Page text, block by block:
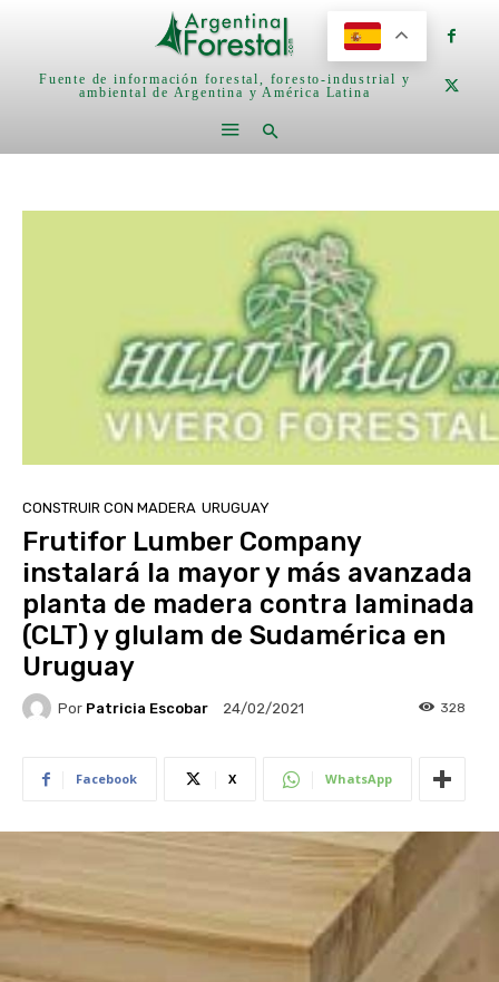
Fuente de información forestal, foresto-industrial y
ambiental de Argentina y América Latina
CONSTRUIR CON MADERA URUGUAY
Frutifor Lumber Company
instalará la mayor y más avanzada
planta de madera contra laminada
(CLT) y glulam de Sudamérica en
Uruguay
Por Patricia Escobar 24/02/2021 328
Facebook X WhatsApp